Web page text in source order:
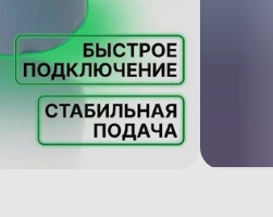
высокого давления